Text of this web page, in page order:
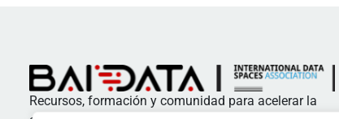
Recursos, formación y comunidad para acelerar la